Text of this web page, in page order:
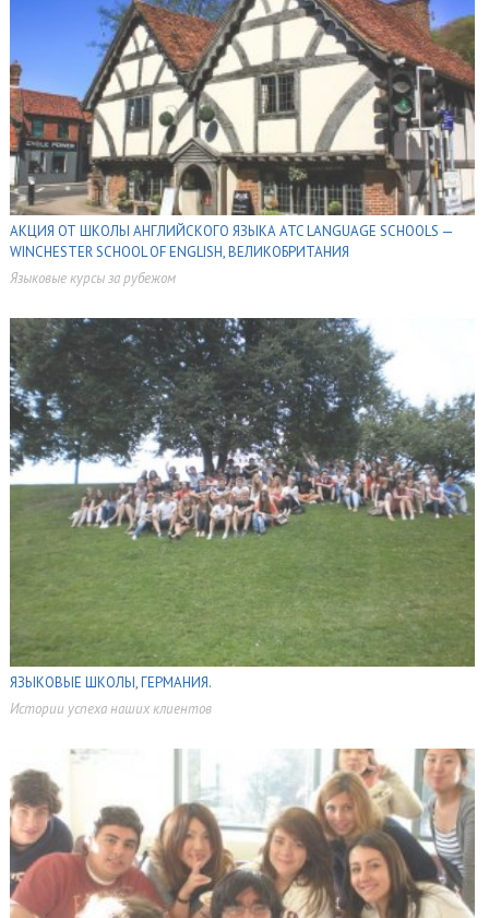
АКЦИЯ ОТ ШКОЛЫ АНГЛИЙСКОГО ЯЗЫКА ATC LANGUAGE SCHOOLS —
WINCHESTER SCHOOL OF ENGLISH, ВЕЛИКОБРИТАНИЯ
Языковые курсы за рубежом
ЯЗЫКОВЫЕ ШКОЛЫ, ГЕРМАНИЯ.
Истории успеха наших клиентов